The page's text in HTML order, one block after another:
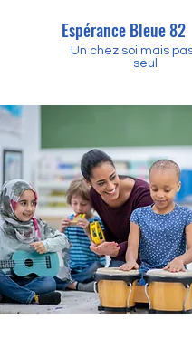
Espérance Bleue 82
Un chez soi mais
seul